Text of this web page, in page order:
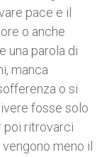
pace e il
o anche
una parola di
manca
o si
fosse solo
poi ritrovarci
meno il